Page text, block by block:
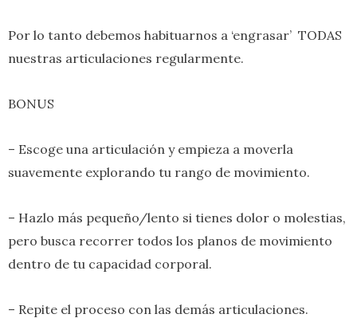
Por lo tanto debemos habituarnos a ‘engrasar’ TODAS
nuestras articulaciones regularmente.
BONUS
– Escoge una articulación y empieza a moverla
suavemente explorando tu rango de movimiento.
– Hazlo más pequeño/lento si tienes dolor o molestias,
pero busca recorrer todos los planos de movimiento
dentro de tu capacidad corporal.
– Repite el proceso con las demás articulaciones.